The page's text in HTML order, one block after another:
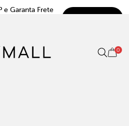
e Garanta Frete
0